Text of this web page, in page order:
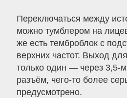
Переключаться между
можно тумблером на
же есть темброблок с
верхних частот. Выход
только один — через 3,5-
разъём, чего-то более
предусмотрено.